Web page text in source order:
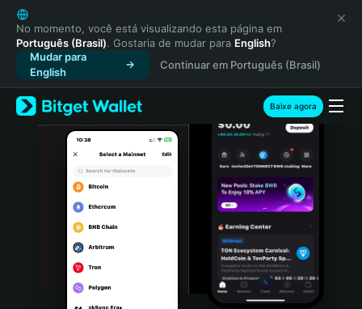
English
日本語
Tiếng Việt
Русский
Español (Latinoamérica)
Türkçe
Italiano
Português (Portugal)
Bahasa Indonesia
No momento, você está visualizando esta página em
Português (Brasil). Gostaria de mudar para English?
Mudar para
English
Continuar em Português (Brasil)
Baixe agora